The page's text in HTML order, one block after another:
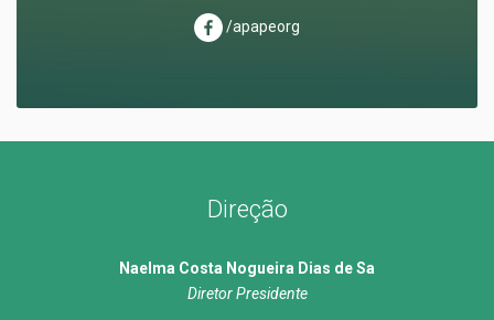
/apapeorg
Direção
Naelma Costa Nogueira Dias de Sa
Diretor Presidente